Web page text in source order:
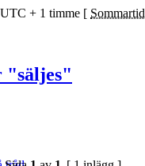
+ 1 timme [ Sommartid
"säljes"